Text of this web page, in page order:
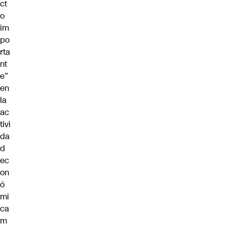
ct
o
im
po
rta
nt
e”
en
la
ac
tivi
da
d
ec
on
ó
mi
ca
m